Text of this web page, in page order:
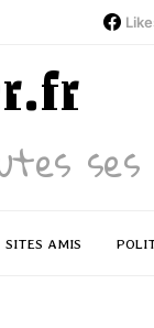
SITES AMIS